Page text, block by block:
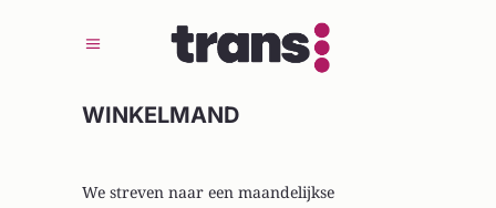
WINKELMAND
We streven naar een maandelijkse